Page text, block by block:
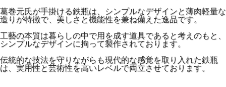
葛巻元氏が手掛ける鉄瓶は、シンプルなデザインと薄肉軽量な
造りが特徴で、美しさと機能性を兼ね備えた逸品です。
工藝の本質は暮らしの中で用を成す道具であると考えのもと、
シンプルなデザインに拘って製作されております。
伝統的な技法を守りながらも現代的な感覚を取り入れた鉄瓶
は、実用性と芸術性を高いレベルで両立させております。